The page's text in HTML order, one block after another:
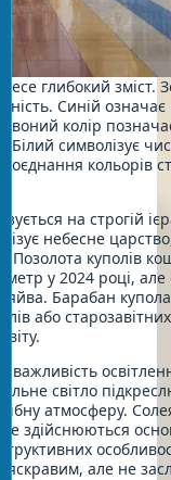
глибокий зміст.
Синій
колір
символізує
кольорів
на строгій
небесне
Позолота куполів
метр у 2024 році,
Барабан
або
важливість
світло
атмосферу.
де здійснюються
яскравим, але не